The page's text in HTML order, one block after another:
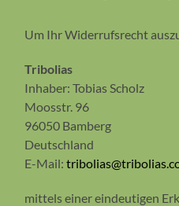
Um Ihr Widerrufsrecht
Tribolias
Inhaber: Tobias Scholz
Moosstr. 96
96050 Bamberg
Deutschland
E-Mail:
mittels einer eindeutigen